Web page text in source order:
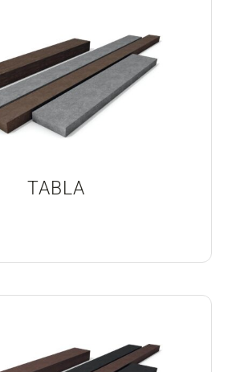
Proyectos Realizados
TABLA